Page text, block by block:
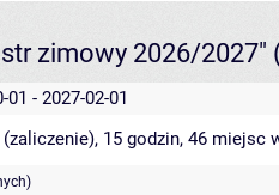
zimowy 2026/2027"
01 - 2027-02-01
(zaliczenie), 15 godzin, 46 miejsc